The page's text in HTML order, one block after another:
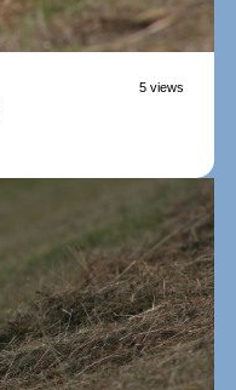
5 views